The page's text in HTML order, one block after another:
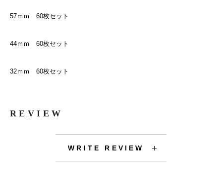
57ｍｍ 60枚セット
44ｍｍ 60枚セット
32ｍｍ 60枚セット
REVIEW
WRITE REVIEW